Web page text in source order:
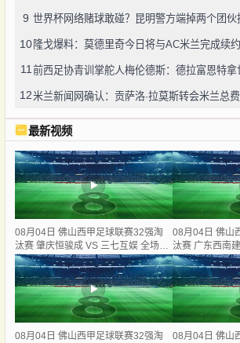
9
10 隆戈爆料：莫德里奇今日将与AC米兰完成续约
11
12
最新视频
08月04日 佛山西甲足球联赛32强淘
汰赛 肇庆恒骏成 VS 三七互娱 全场录
像
08月04日 佛山
汰赛 广东西南
录像
08月04日 佛山西甲足球联赛32强淘
08月04日 佛山